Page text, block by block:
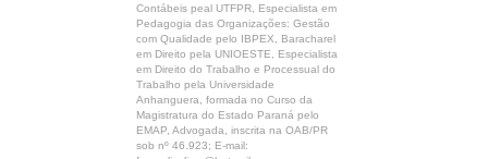
Contábeis peal UTFPR, Especialista em
Pedagogia das Organizações: Gestão
com Qualidade pelo IBPEX, Baracharel
em Direito pela UNIOESTE, Especialista
em Direito do Trabalho e Processual do
Trabalho pela Universidade
Anhanguera, formada no Curso da
Magistratura do Estado Paraná pelo
EMAP, Advogada, inscrita na OAB/PR
sob nº 46.923; E-mail: